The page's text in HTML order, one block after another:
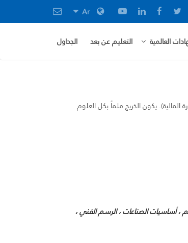
Ar
العالمية التعليم عن بعد الجداول
يكون الخريج ملماً بكل العلوم
، أساسيات الصناعات ، الرسم الفني ،